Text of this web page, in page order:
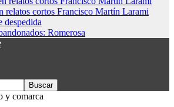
relatos cortos Francisco Martín Larami
despedida
Romerosa
y comarca